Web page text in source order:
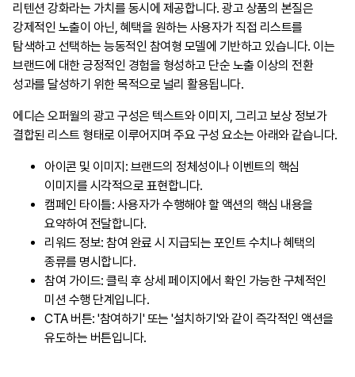
리텐션 강화라는 가치를 동시에 제공합니다. 광고 상품의 본질은
강제적인 노출이 아닌, 혜택을 원하는 사용자가 직접 리스트를
탐색하고 선택하는 능동적인 참여형 모델에 기반하고 있습니다. 이는
브랜드에 대한 긍정적인 경험을 형성하고 단순 노출 이상의 전환
성과를 달성하기 위한 목적으로 널리 활용됩니다.
에디슨 오퍼월의 광고 구성은 텍스트와 이미지, 그리고 보상 정보가
결합된 리스트 형태로 이루어지며 주요 구성 요소는 아래와 같습니다.
아이콘 및 이미지: 브랜드의 정체성이나 이벤트의 핵심
이미지를 시각적으로 표현합니다.
캠페인 타이틀: 사용자가 수행해야 할 액션의 핵심 내용을
요약하여 전달합니다.
리워드 정보: 참여 완료 시 지급되는 포인트 수치나 혜택의
종류를 명시합니다.
참여 가이드: 클릭 후 상세 페이지에서 확인 가능한 구체적인
미션 수행 단계입니다.
CTA 버튼: '참여하기' 또는 '설치하기'와 같이 즉각적인 액션을
유도하는 버튼입니다.